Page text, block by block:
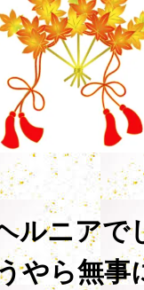
ルニアで
やら無事